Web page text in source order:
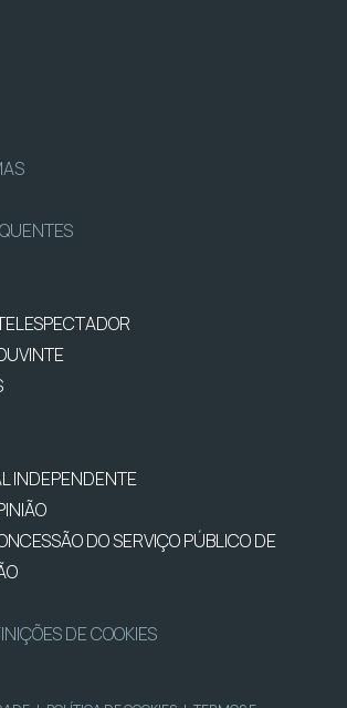
INDEPENDENTE
DO SERVIÇO PÚBLICO DE
DE COOKIES